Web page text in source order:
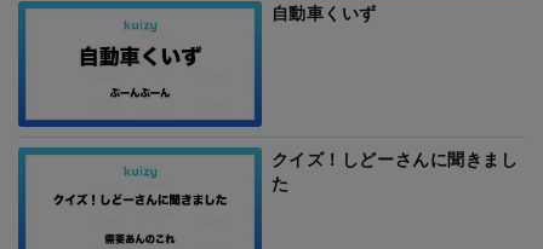
自動車くいず
クイズ！しどーさんに聞きまし
た